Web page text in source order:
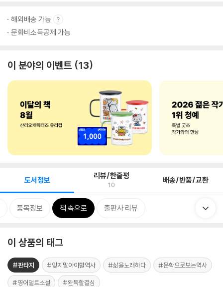
해외배송 가능
문화비소득공제 가능
이 분야의 이벤트 13
도서정보 리뷰/한줄평
10 배송/반품/교환
품목정보 책 속으로 출판사 리뷰
이 상품의 태그
#판타지 #잊지말아야할역사 #삶을노래하다 #문학으로보는역사
#영어덜트소설 #완독할결심